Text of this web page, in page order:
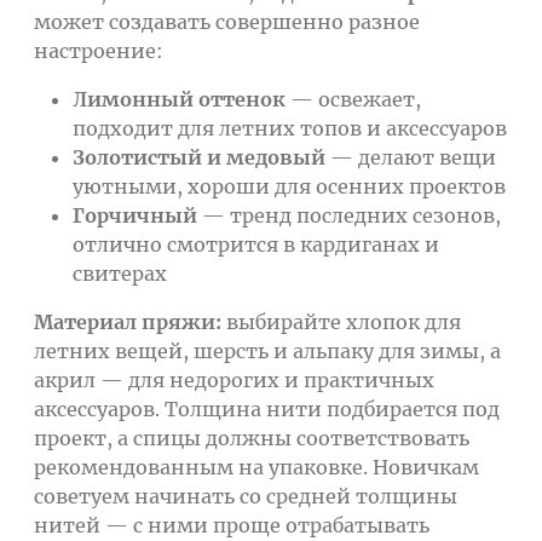
может создавать совершенно разное
настроение:
Лимонный оттенок — освежает,
подходит для летних топов и аксессуаров
Золотистый и медовый — делают вещи
уютными, хороши для осенних проектов
Горчичный — тренд последних сезонов,
отлично смотрится в кардиганах и
свитерах
Материал пряжи: выбирайте хлопок для
летних вещей, шерсть и альпаку для зимы, а
акрил — для недорогих и практичных
аксессуаров. Толщина нити подбирается под
проект, а спицы должны соответствовать
рекомендованным на упаковке. Новичкам
советуем начинать со средней толщины
нитей — с ними проще отрабатывать